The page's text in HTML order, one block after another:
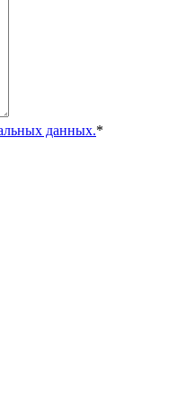
данных.*